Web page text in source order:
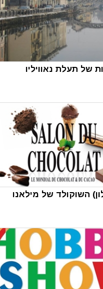
של תעלת נאוויליו
השוקולד של מילאנו